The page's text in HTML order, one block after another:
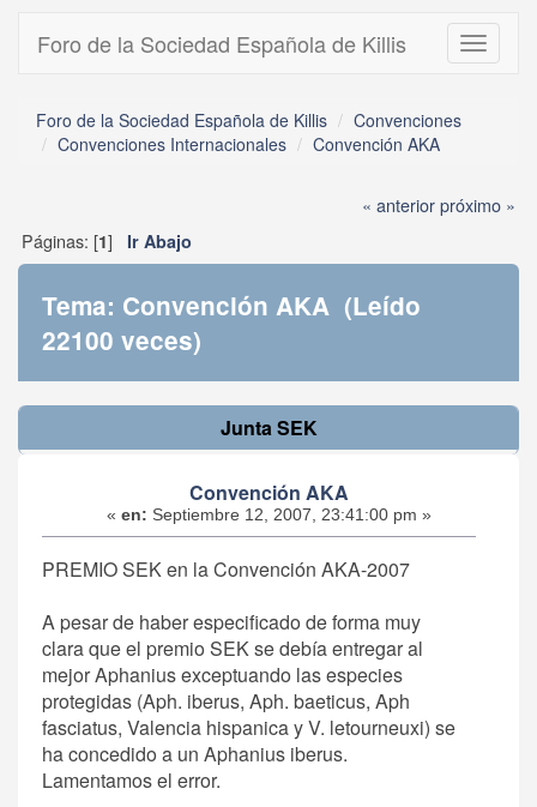
Toggle
Foro de la Sociedad Española de Killis
Foro de la Sociedad Española de Killis
Convenciones
Convenciones Internacionales
Convención AKA
« anteriorpróximo »
Páginas: [1] Ir Abajo
Tema: Convención AKA (Leído
22100 veces)
Junta SEK
Convención AKA
« en: Septiembre 12, 2007, 23:41:00 pm »
PREMIO SEK en la Convención AKA-2007
A pesar de haber especificado de forma muy
clara que el premio SEK se debía entregar al
mejor Aphanius exceptuando las especies
protegidas (Aph. iberus, Aph. baeticus, Aph
fasciatus, Valencia hispanica y V. letourneuxi) se
ha concedido a un Aphanius iberus.
Lamentamos el error.